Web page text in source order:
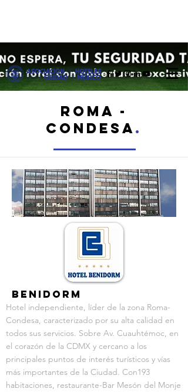
ROMA -
CONDESA.
Benidorm
Hotel independiente, líder de la zona Roma-
Condesa, caracterizado por su alta calidad en
todos sus servicios. Sobre Av. Cuauhtémoc, en
el corazón de la CDMX y cercano a los
principales puntos de interés turísticos y vías
más importantes de la Ciudad. Con193
habitaciones, restaurante-Bar Mesón del Monje